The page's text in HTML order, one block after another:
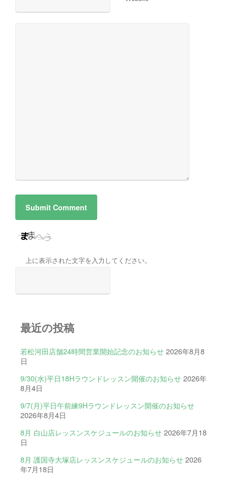
上に表示された文字を入力してください。
最近の投稿
若松河田店舗24時間営業開始記念のお知らせ 2026年8月8
日
9/30(水)平日18Hラウンドレッスン開催のお知らせ 2026年
8月4日
9/7(月)平日午前練9Hラウンドレッスン開催のお知らせ
2026年8月4日
8月 白山店レッスンスケジュールのお知らせ 2026年7月18
日
8月 護国寺大塚店レッスンスケジュールのお知らせ 2026
年7月18日